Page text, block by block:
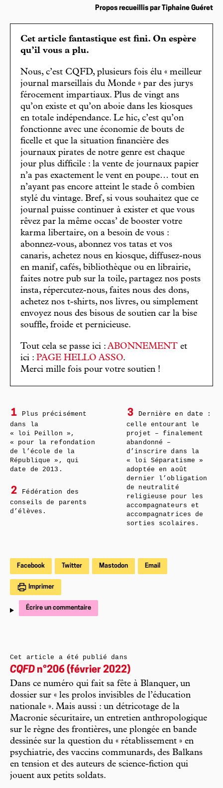
Propos recueillis par Tiphaine Guéret
Cet article fantastique est fini. On espère
qu’il vous a plu.
Nous, c’est CQFD, plusieurs fois élu « meilleur
journal marseillais du Monde » par des jurys
férocement impartiaux. Plus de vingt ans
qu’on existe et qu’on aboie dans les kiosques
en totale indépendance. Le hic, c’est qu’on
fonctionne avec une économie de bouts de
ficelle et que la situation financière des
journaux pirates de notre genre est chaque
jour plus difficile : la vente de journaux papier
n’a pas exactement le vent en poupe… tout en
n’ayant pas encore atteint le stade ô combien
stylé du vintage. Bref, si vous souhaitez que ce
journal puisse continuer à exister et que vous
rêvez par la même occas’ de booster votre
karma libertaire, on a besoin de vous :
abonnez-vous, abonnez vos tatas et vos
canaris, achetez nous en kiosque, diffusez-nous
en manif, cafés, bibliothèque ou en librairie,
faites notre pub sur la toile, partagez nos posts
insta, répercutez-nous, faites nous des dons,
achetez nos t-shirts, nos livres, ou simplement
envoyez nous des bisous de soutien car la bise
souffle, froide et pernicieuse.
Tout cela se passe ici : ABONNEMENT et
ici : PAGE HELLO ASSO.
Merci mille fois pour votre soutien !
1
Plus précisément
dans la
« loi Peillon »,
« pour la refondation
de l’école de la
République », qui
date de 2013.
2
Fédération des
conseils de parents
d’élèves.
3
Dernière en date :
celle entourant le
projet – finalement
abandonné –
d’inscrire dans la
« loi Séparatisme »
adoptée en août
dernier l’obligation
de neutralité
religieuse pour les
accompagnateurs et
accompagnatrices de
sorties scolaires.
Facebook Twitter Mastodon Email
Imprimer
Écrire un commentaire
Cet article a été publié dans
CQFD n°206 (février 2022)
Dans ce numéro qui fait sa fête à Blanquer, un
dossier sur « les prolos invisibles de l’éducation
nationale ». Mais aussi : un détricotage de la
Macronie sécuritaire, un entretien anthropologique
sur le règne des frontières, une plongée en bande
dessinée sur la question du « rétablissement » en
psychiatrie, des vaccins communards, des Balkans
en tension et des auteurs de science-fiction qui
jouent aux petits soldats.